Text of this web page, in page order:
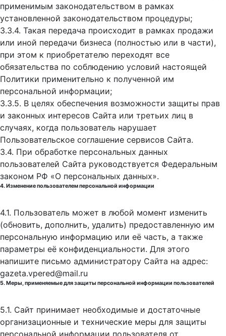
применимым законодательством в рамках
установленной законодательством процедуры;
3.3.4. Такая передача происходит в рамках продажи
или иной передачи бизнеса (полностью или в части),
при этом к приобретателю переходят все
обязательства по соблюдению условий настоящей
Политики применительно к полученной им
персональной информации;
3.3.5. В целях обеспечения возможности защиты прав
и законных интересов Сайта или третьих лиц в
случаях, когда пользователь нарушает
Пользовательское соглашение сервисов Сайта.
3.4. При обработке персональных данных
пользователей Сайта руководствуется Федеральным
законом РФ «О персональных данных».
4. Изменение пользователем персональной информации
4.1. Пользователь может в любой момент изменить
(обновить, дополнить, удалить) предоставленную им
персональную информацию или её часть, а также
параметры её конфиденциальности. Для этого
напишите письмо администратору Сайта на адрес:
gazeta.vpered@mail.ru
5. Меры, применяемые для защиты персональной информации пользователей
5.1. Сайт принимает необходимые и достаточные
организационные и технические меры для защиты